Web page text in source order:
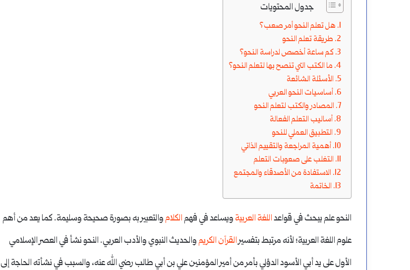
جدول المحتويات
هل تعلم النحو أمر صعب؟
طريقة تعلم النحو
كم ساعة أخصص لدراسة النحو؟
ما الكتب التي تنصح بها لتعلم النحو؟
الأسئلة الشائعة
أساسيات النحو العربي
المصادر والكتب لتعلم النحو
أساليب التعلم الفعالة
التطبيق العملي للنحو
أهمية المراجعة والتقييم الذاتي
التغلب على صعوبات التعلم
الاستفادة من الأصدقاء والمجتمع
الخاتمة
النحو علم يبحث في قواعداللغة العربية ويساعد في فهمالكلاموالتعبير به بصورة صحيحة وسليمة. كما يعد من أهم
علوم اللغة العربية؛ لأنه مرتبط بتفسيرالقرآن الكريموالحديث النبوي والأدب العربي. النحو نشأ في العصر الإسلامي
الأول على يد أبي الأسود الدؤلي بأمر من أمير المؤمنين علي بن أبي طالب رضي الله عنه، والسبب في نشأته الحاجة إلى
خطة لتعلم اللغة العربية
النحو
وأطور
نفسيأغسطس 19, 2024